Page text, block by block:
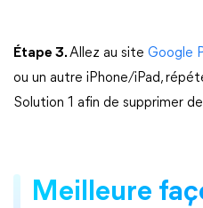
Étape 3.Allez au site Google
ou un autre iPhone/iPad,
Solution 1 afin de supprimer
Meilleure